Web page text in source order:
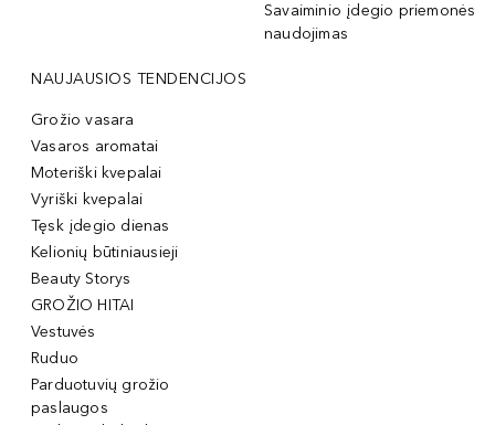
Savaiminio įdegio priemonės
naudojimas
NAUJAUSIOS TENDENCIJOS
Grožio vasara
Vasaros aromatai
Moteriški kvepalai
Vyriški kvepalai
Tęsk įdegio dienas
Kelionių būtiniausieji
Beauty Storys
GROŽIO HITAI
Vestuvės
Ruduo
Parduotuvių grožio
paslaugos